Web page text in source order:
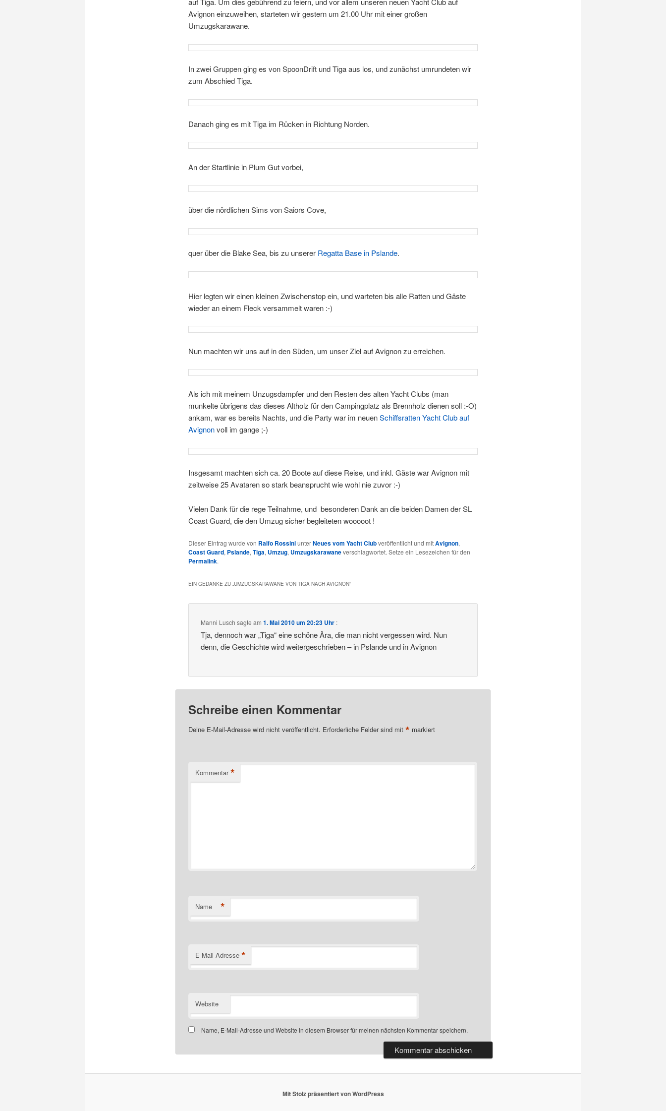
Avignon einzuweihen, starteten wir gestern um 21.00 Uhr mit einer großen
Umzugskarawane.
In zwei Gruppen ging es von SpoonDrift und Tiga aus los, und zunächst umrundeten wir
zum Abschied Tiga.
Danach ging es mit Tiga im Rücken in Richtung Norden.
An der Startlinie in Plum Gut vorbei,
über die nördlichen Sims von Saiors Cove,
quer über die Blake Sea, bis zu unserer Regatta Base in Pslande.
Hier legten wir einen kleinen Zwischenstop ein, und warteten bis alle Ratten und Gäste
wieder an einem Fleck versammelt waren :-)
Nun machten wir uns auf in den Süden, um unser Ziel auf Avignon zu erreichen.
Als ich mit meinem Unzugsdampfer und den Resten des alten Yacht Clubs (man
munkelte übrigens das dieses Altholz für den Campingplatz als Brennholz dienen soll :-O)
ankam, war es bereits Nachts, und die Party war im neuenSchiffsratten Yacht Club auf
Avignonvoll im gange ;-)
Insgesamt machten sich ca. 20 Boote auf diese Reise, und inkl. Gäste war Avignon mit
zeitweise 25 Avataren so stark beansprucht wie wohl nie zuvor :-)
Vielen Dank für die rege Teilnahme, und besonderen Dank an die beiden Damen der SL
Coast Guard, die den Umzug sicher begleiteten wooooot !
Dieser Eintrag wurde von Ralfo RossiniunterNeues vom Yacht Clubveröffentlicht und mitAvignon,
Coast Guard, Pslande, Tiga, Umzug, Umzugskarawaneverschlagwortet. Setze ein Lesezeichen für den
Permalink.
EIN GEDANKE ZU „UMZUGSKARAWANE VON TIGA NACH AVIGNON“
Manni Lusch sagte am1. Mai 2010 um 20:23 Uhr :
Tja, dennoch war „Tiga“ eine schöne Ära, die man nicht vergessen wird. Nun
denn, die Geschichte wird weitergeschrieben – in Pslande und in Avignon
Schreibe einen Kommentar
Deine E-Mail-Adresse wird nicht veröffentlicht. Erforderliche Felder sind mit * markiert
Kommentar *
Name *
E-Mail-Adresse *
Website
Name, E-Mail-Adresse und Website in diesem Browser für meinen nächsten Kommentar speichern.
Mit Stolz präsentiert von WordPress